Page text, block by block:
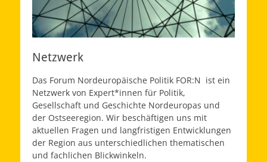
Netzwerk
Das Forum Nordeuropäische Politik FOR:N ist ein
Netzwerk von Expert*innen für Politik,
Gesellschaft und Geschichte Nordeuropas und
der Ostseeregion. Wir beschäftigen uns mit
aktuellen Fragen und langfristigen Entwicklungen
der Region aus unterschiedlichen thematischen
und fachlichen Blickwinkeln.